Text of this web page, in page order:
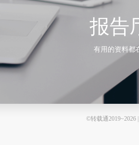
报告
有用的资料都
©转载通2019~2026